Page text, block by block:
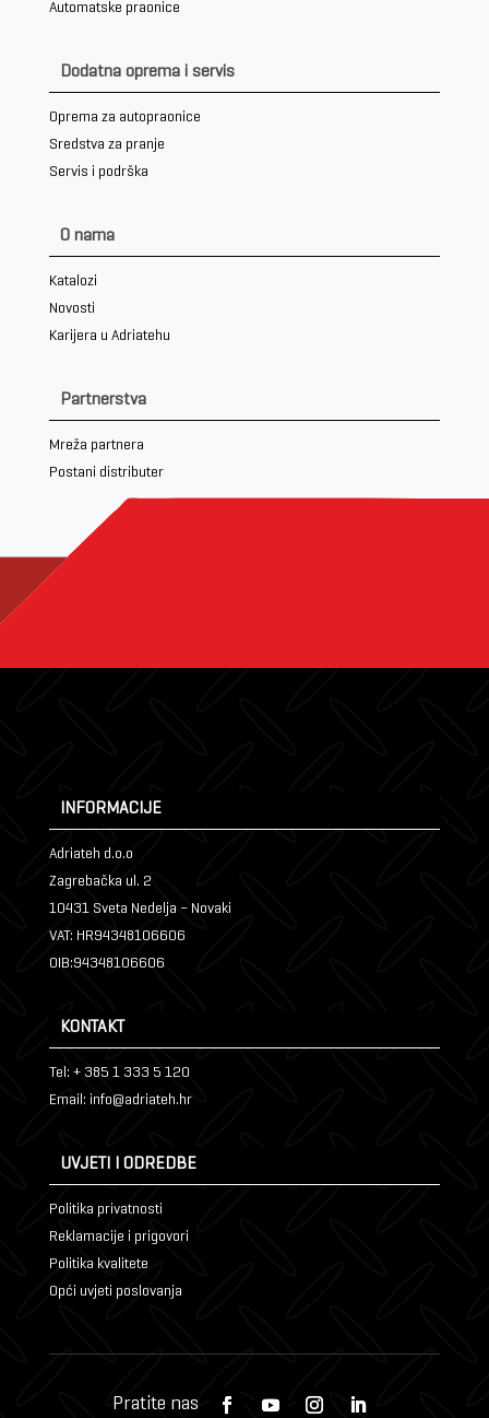
Automatske praonice
Dodatna oprema i servis
Oprema za autopraonice
Sredstva za pranje
Servis i podrška
O nama
Katalozi
Novosti
Karijera u Adriatehu
Partnerstva
Mreža partnera
Postani distributer
INFORMACIJE
Adriateh d.o.o
Zagrebačka ul. 2
10431 Sveta Nedelja – Novaki
VAT: HR94348106606
OIB:94348106606
KONTAKT
Tel: + 385 1 333 5 120
Email: info@adriateh.hr
UVJETI I ODREDBE
Politika privatnosti
Reklamacije i prigovori
Politika kvalitete
Opći uvjeti poslovanja